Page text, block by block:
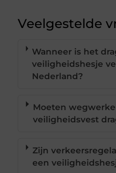
Veelgestelde
Wanneer is het
veiligheidshesje
Nederland?
Moeten
veiligheidsvest
Zijn
een